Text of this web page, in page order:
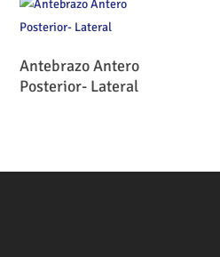
Leer Más
Antebrazo Antero
Posterior- Lateral